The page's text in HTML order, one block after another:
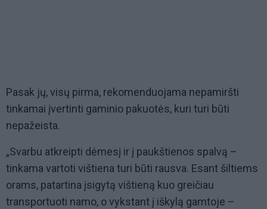
Pasak jų, visų pirma, rekomenduojama nepamiršti
tinkamai įvertinti gaminio pakuotės, kuri turi būti
nepažeista.
„Svarbu atkreipti dėmesį ir į paukštienos spalvą –
tinkama vartoti vištiena turi būti rausva. Esant šiltiems
orams, patartina įsigytą vištieną kuo greičiau
transportuoti namo, o vykstant į iškylą gamtoje –